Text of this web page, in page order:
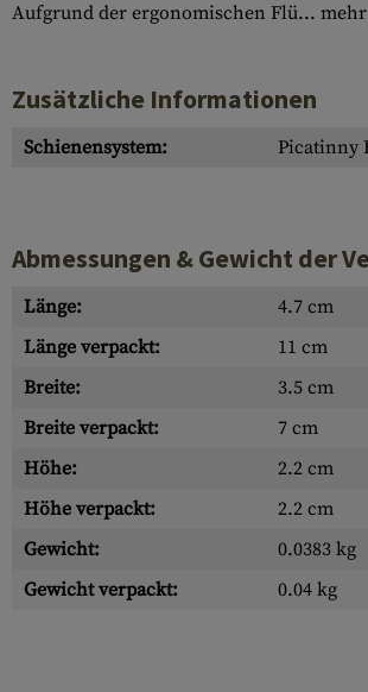
Aufgrund der ergonomischen Flü...
Zusätzliche Informationen
Schienensystem: Picatinny
Abmessungen & Gewicht der
Länge:
4.7 cm
Länge verpackt:
11 cm
Breite:
3.5 cm
Breite verpackt:
7 cm
Höhe:
2.2 cm
Höhe verpackt:
2.2 cm
Gewicht:
0.0383 kg
Gewicht verpackt:
0.04 kg